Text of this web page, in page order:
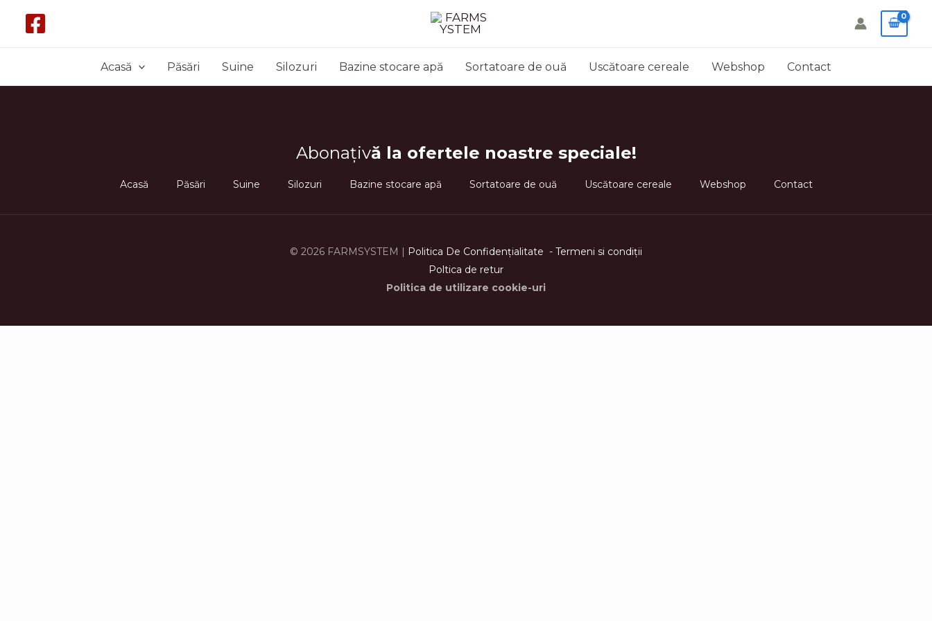
Acasă Păsări Suine Silozuri Bazine stocare apă Sortatoare de ouă Uscătoare cereale Webshop Contact
Abonațivă la ofertele noastre speciale!
Acasă Păsări Suine Silozuri Bazine stocare apă Sortatoare de ouă Uscătoare cereale Webshop Contact
© 2026 FARMSYSTEM | Politica De Confidenţialitate - Termeni si condiţii
Poltica de retur
Politica de utilizare cookie-uri